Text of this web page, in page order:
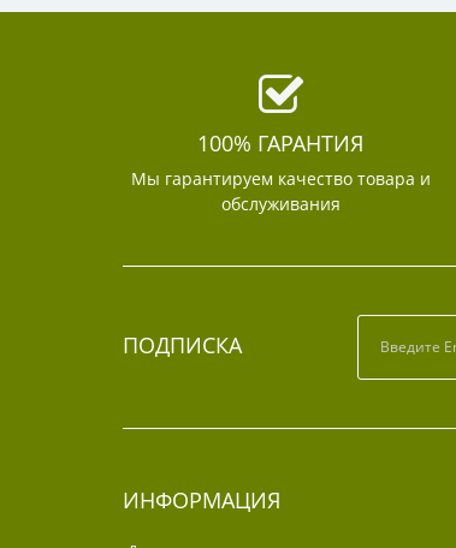
100% ГАРАНТИЯ
Мы гарантируем качество товара и
обслуживания
ПОДПИСКА
ИНФОРМАЦИЯ